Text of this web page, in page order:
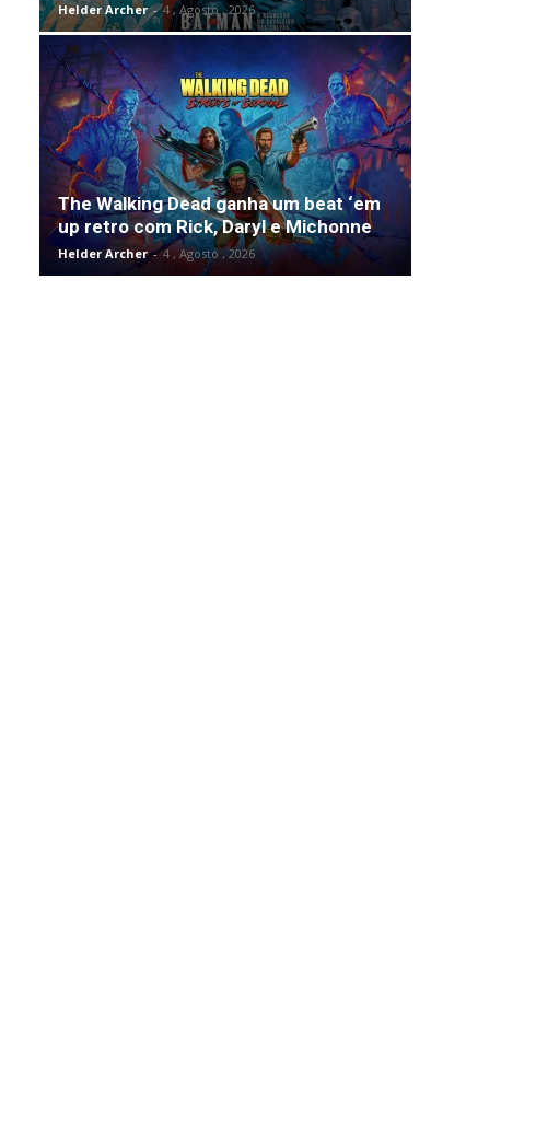
Helder Archer - 4 , Agosto , 2026
The Walking Dead ganha um beat ‘em
up retro com Rick, Daryl e Michonne
Helder Archer - 4 , Agosto , 2026